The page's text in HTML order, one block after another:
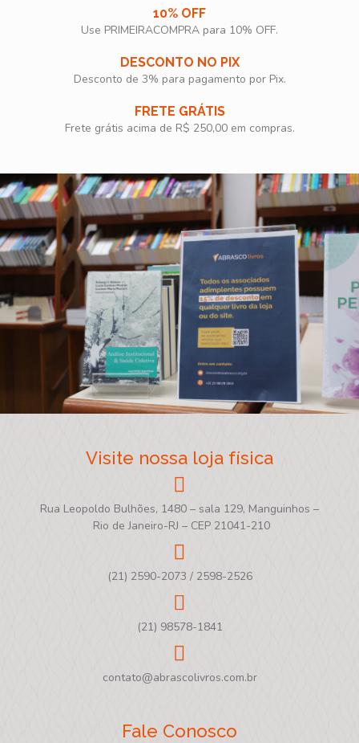
10% OFF
Use PRIMEIRACOMPRA para 10% OFF.​
DESCONTO NO PIX
Desconto de 3% para pagamento por Pix.
FRETE GRÁTIS
Frete grátis acima de R$ 250,00 em compras.
Visite nossa loja física
Rua Leopoldo Bulhões, 1480 – sala 129, Manguinhos –
Rio de Janeiro-RJ – CEP 21041-210
(21) 2590-2073 / 2598-2526
(21) 98578-1841
contato@abrascolivros.com.br
Fale Conosco